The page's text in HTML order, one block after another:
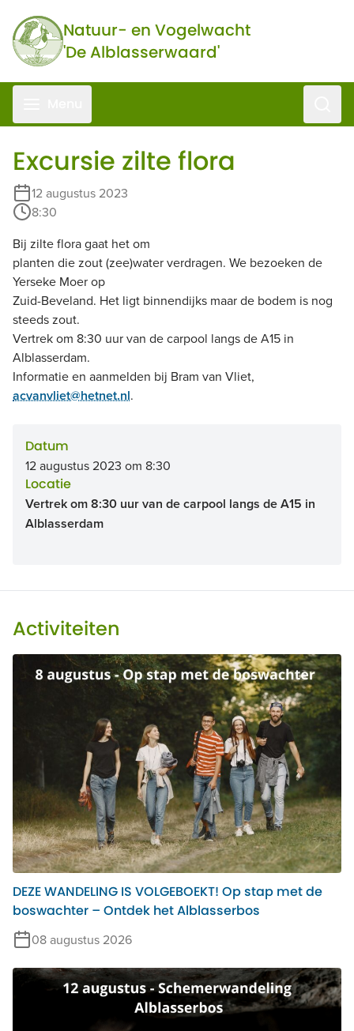
Natuur- en Vogelwacht
'De Alblasserwaard'
Excursie zilte flora
12 augustus 2023
8:30
Bij zilte flora gaat het om
planten die zout (zee)water verdragen. We bezoeken de
Yerseke Moer op
Zuid-Beveland. Het ligt binnendijks maar de bodem is nog
steeds zout.
Vertrek om 8:30 uur van de carpool langs de A15 in
Alblasserdam.
Informatie en aanmelden bij Bram van Vliet,
acvanvliet@hetnet.nl.
Datum
12 augustus 2023 om 8:30
Locatie
Vertrek om 8:30 uur van de carpool langs de A15 in
Alblasserdam
Activiteiten
DEZE WANDELING IS VOLGEBOEKT! Op stap met de
boswachter – Ontdek het Alblasserbos
08 augustus 2026